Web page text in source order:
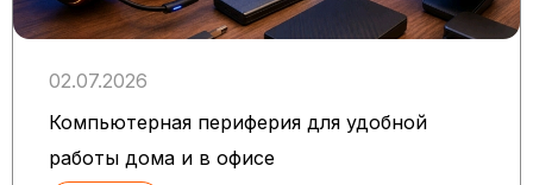
02.07.2026
Компьютерная периферия для удобной
работы дома и в офисе